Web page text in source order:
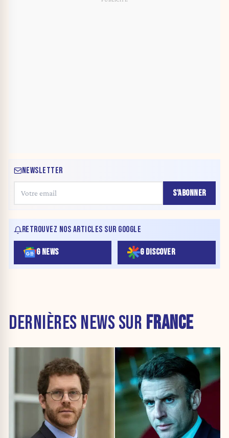
NEWSLETTER
S'ABONNER
RETROUVEZ NOS ARTICLES SUR GOOGLE
G NEWS G DISCOVER
DERNIÈRES NEWS SUR FRANCE